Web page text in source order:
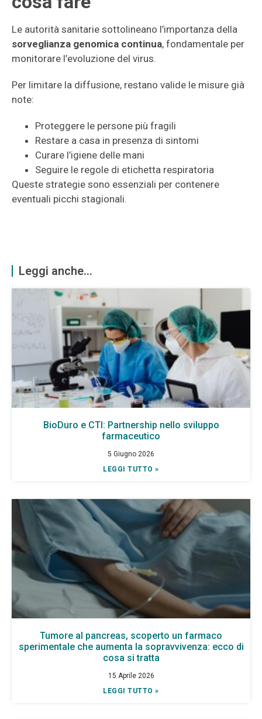
Le autorità sanitarie sottolineano l’importanza della
sorveglianza genomica continua, fondamentale per
monitorare l’evoluzione del virus.
Per limitare la diffusione, restano valide le misure già
note:
Proteggere le persone più fragili
Restare a casa in presenza di sintomi
Curare l’igiene delle mani
Seguire le regole di etichetta respiratoria
Queste strategie sono essenziali per contenere
eventuali picchi stagionali.
Leggi anche...
BioDuro e CTI: Partnership nello sviluppo
farmaceutico
5 Giugno 2026
LEGGI TUTTO »
Tumore al pancreas, scoperto un farmaco
sperimentale che aumenta la sopravvivenza: ecco di
cosa si tratta
15 Aprile 2026
LEGGI TUTTO »